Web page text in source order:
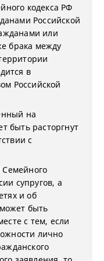
кодекса РФ
Российской
или
брака между
в
Российской
на
быть расторгнут
с
Семейного
супругов, а
и об
быть
с тем, если
лично